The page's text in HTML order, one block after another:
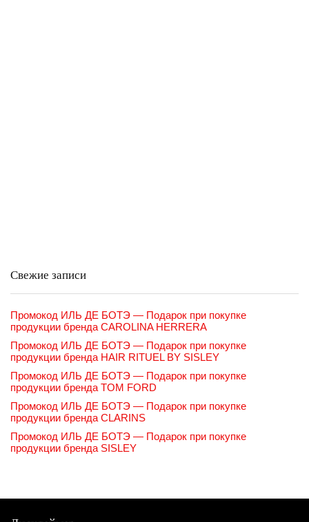
Свежие записи
Промокод ИЛЬ ДЕ БОТЭ — Подарок при покупке
продукции бренда CAROLINA HERRERA
Промокод ИЛЬ ДЕ БОТЭ — Подарок при покупке
продукции бренда HAIR RITUEL BY SISLEY
Промокод ИЛЬ ДЕ БОТЭ — Подарок при покупке
продукции бренда TOM FORD
Промокод ИЛЬ ДЕ БОТЭ — Подарок при покупке
продукции бренда CLARINS
Промокод ИЛЬ ДЕ БОТЭ — Подарок при покупке
продукции бренда SISLEY